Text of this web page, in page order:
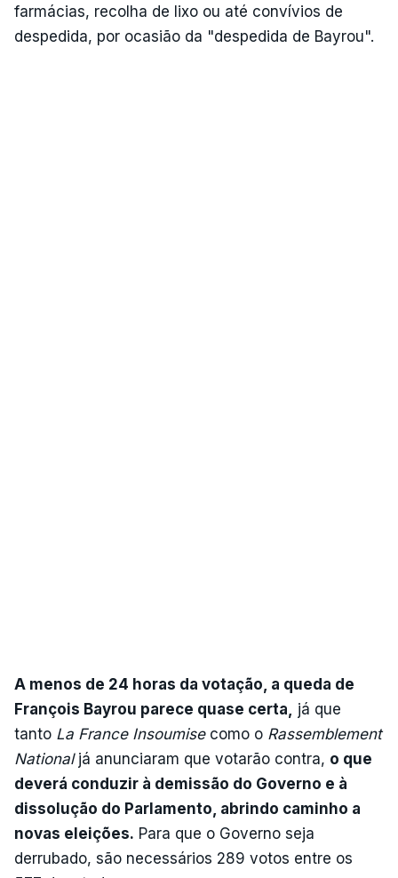
farmácias, recolha de lixo ou até convívios de
despedida, por ocasião da "despedida de Bayrou".
A menos de 24 horas da votação, a queda de
François Bayrou parece quase certa,
já que
tanto La France Insoumisecomo o Rassemblement
National já anunciaram que votarão contra, o que
deverá conduzir à demissão do Governo e à
dissolução do Parlamento, abrindo caminho a
novas eleições. Para que o Governo seja
derrubado, são necessários 289 votos entre os